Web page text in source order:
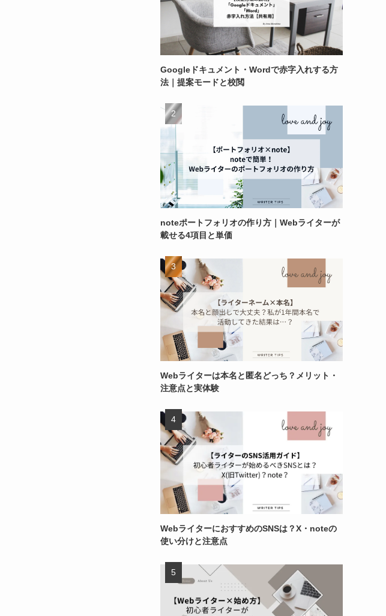
Googleドキュメント・Wordで赤字入れする方
法｜提案モードと校閲
noteポートフォリオの作り方｜Webライターが
載せる4項目と単価
Webライターは本名と匿名どっち？メリット・
注意点と実体験
WebライターにおすすめのSNSは？X・noteの
使い分けと注意点